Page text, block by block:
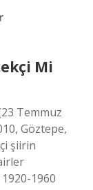
Mi
Temmuz
Göztepe,
şiirin
1960